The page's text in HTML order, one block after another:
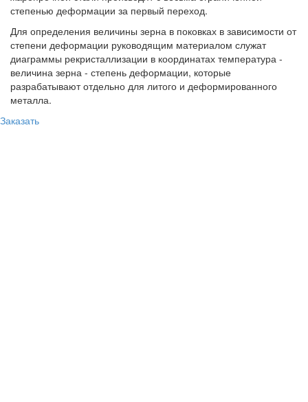
степенью деформации за первый переход.
Для определения величины зерна в поковках в зависимости от
степени деформации руководящим материалом служат
диаграммы рекристаллизации в координатах температура -
величина зерна - степень деформации, которые
разрабатывают отдельно для литого и деформированного
металла.
Заказать